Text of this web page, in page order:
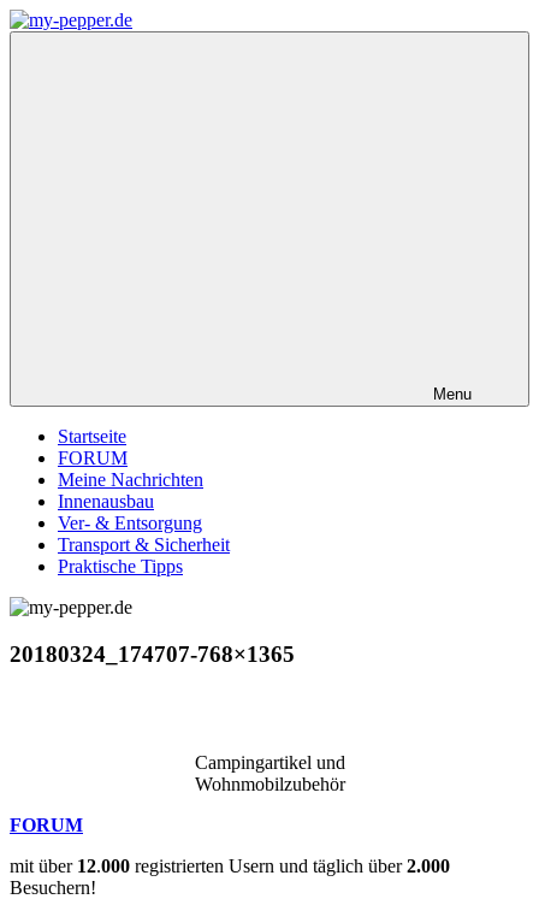
Zum
Inhalt
Menu
Startseite
FORUM
Meine Nachrichten
Innenausbau
Ver- & Entsorgung
Transport & Sicherheit
Praktische Tipps
20180324_174707-768×1365
Campingartikel und
Wohnmobilzubehör
FORUM
mit über 12.000 registrierten Usern und täglich über2.000
Besuchern!